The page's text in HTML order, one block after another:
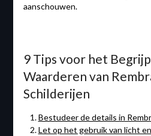
aanschouwen.
9 Tips voor het
Waarderen van
Schilderijen
Bestudeer de details in
Let op het gebruik van licht